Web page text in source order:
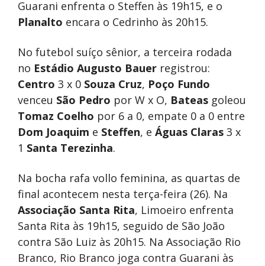
Guarani enfrenta o Steffen às 19h15, e o
Planalto encara o Cedrinho às 20h15.
No futebol suíço sênior, a terceira rodada
no Estádio Augusto Bauer registrou:
Centro 3 x 0 Souza Cruz, Poço Fundo
venceu São Pedro por W x O, Bateas goleou
Tomaz Coelho por 6 a 0, empate 0 a 0 entre
Dom Joaquim e Steffen, e Águas Claras 3 x
1 Santa Terezinha.
Na bocha rafa vollo feminina, as quartas de
final acontecem nesta terça-feira (26). Na
Associação Santa Rita, Limoeiro enfrenta
Santa Rita às 19h15, seguido de São João
contra São Luiz às 20h15. Na Associação Rio
Branco, Rio Branco joga contra Guarani às